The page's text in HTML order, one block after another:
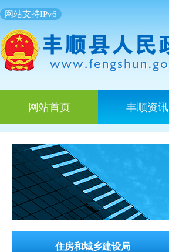
网站支持IPv6
网站首页 丰顺资讯
住房和城乡建设局